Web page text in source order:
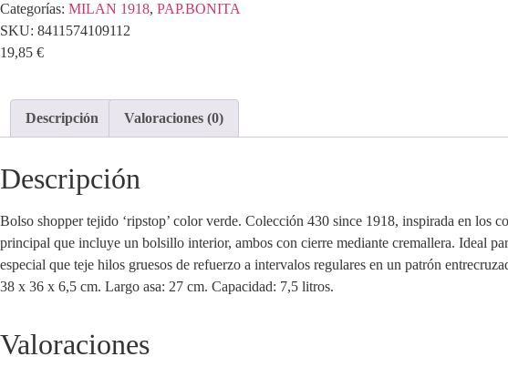
Categorías: MILAN 1918, PAP.BONITA
SKU: 8411574109112
19,85 €
Descripción Valoraciones (0)
Descripción
Bolso shopper tejido ‘ripstop’ color verde. Colección 430 since 1918, inspirada en los
principal que incluye un bolsillo interior, ambos con cierre mediante cremallera. Ideal
especial que teje hilos gruesos de refuerzo a intervalos regulares en un patrón
38 x 36 x 6,5 cm. Largo asa: 27 cm. Capacidad: 7,5 litros.
Valoraciones